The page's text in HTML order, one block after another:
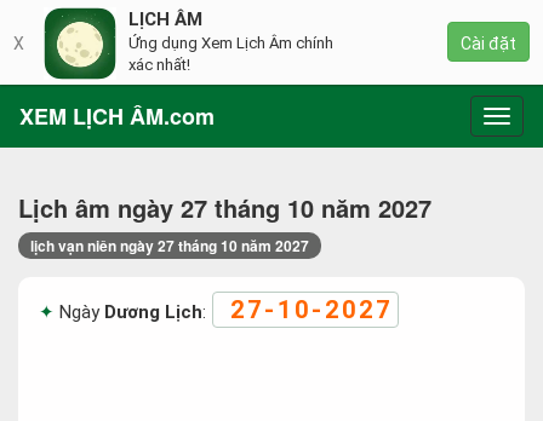
XEM LỊCH ÂM.com
Lịch âm ngày 27 tháng 10 năm 2027
lịch vạn niên ngày 27 tháng 10 năm 2027
Ngày Dương Lịch: 27-10-2027
X
LỊCH ÂM
Ứng dụng Xem Lịch Âm chính
xác nhất!
Cài đặt